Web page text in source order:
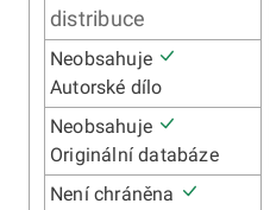
distribuce
Neobsahuje
Autorské dílo
Neobsahuje
Originální databáze
Není chráněna